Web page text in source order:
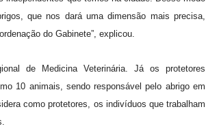
que nos dará uma dimensão mais precisa,
do Gabinete”, explicou.
de Medicina Veterinária. Já os protetores
10 animais, sendo responsável pelo abrigo em
como protetores, os indivíduos que trabalham